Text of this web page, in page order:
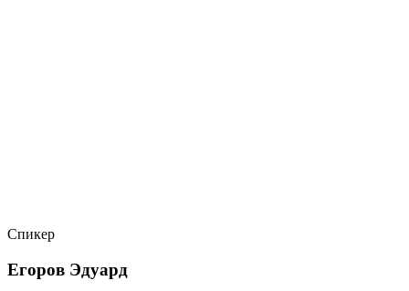
Спикер
Егоров Эдуард